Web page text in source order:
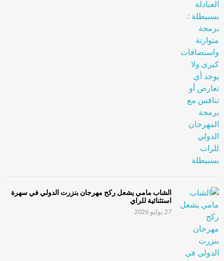
الشاب مامي يشعل ركح مهرجان بنزرت الدولي في سهرة
استثنائية للراي
27 يوليو 2026